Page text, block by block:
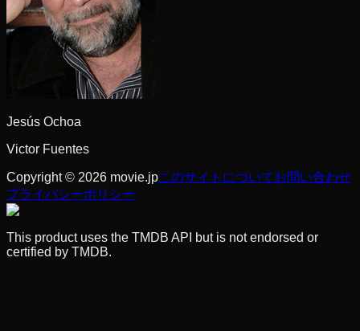
Jesús Ochoa
Victor Fuentes
Copyright © 2026 movie.jpこのサイトについてお問い合わせ
プライバシーポリシー
This product uses the TMDB API but is not endorsed or
certified by TMDB.